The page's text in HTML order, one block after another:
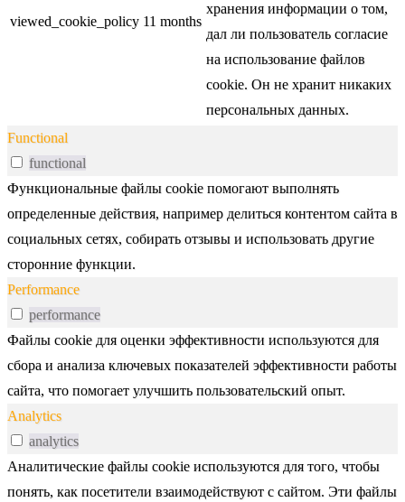
viewed_cookie_policy 11 months
хранения информации о том,
дал ли пользователь согласие
на использование файлов
cookie. Он не хранит никаких
персональных данных.
Functional
functional
Функциональные файлы cookie помогают выполнять
определенные действия, например делиться контентом сайта в
социальных сетях, собирать отзывы и использовать другие
сторонние функции.
Performance
performance
Файлы cookie для оценки эффективности используются для
сбора и анализа ключевых показателей эффективности работы
сайта, что помогает улучшить пользовательский опыт.
Analytics
analytics
Аналитические файлы cookie используются для того, чтобы
понять, как посетители взаимодействуют с сайтом. Эти файлы